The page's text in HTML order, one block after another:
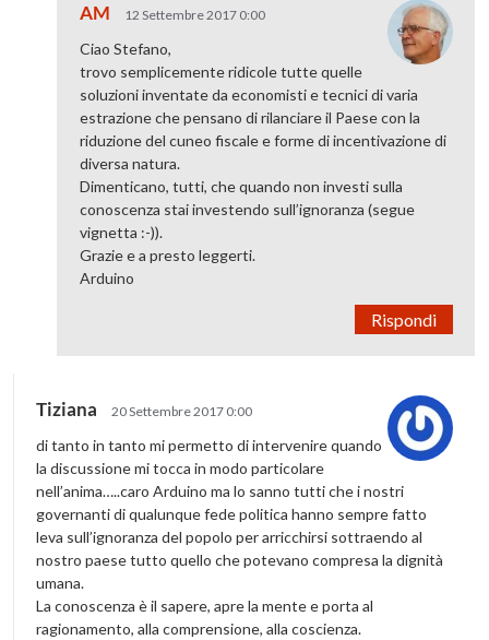
AM 12 Settembre 2017 0:00
Ciao Stefano,
trovo semplicemente ridicole tutte quelle
soluzioni inventate da economisti e tecnici di varia
estrazione che pensano di rilanciare il Paese con la
riduzione del cuneo fiscale e forme di incentivazione di
diversa natura.
Dimenticano, tutti, che quando non investi sulla
conoscenza stai investendo sull’ignoranza (segue
vignetta :-)).
Grazie e a presto leggerti.
Arduino
Rispondi
Tiziana 20 Settembre 2017 0:00
di tanto in tanto mi permetto di intervenire quando
la discussione mi tocca in modo particolare
nell’anima…..caro Arduino ma lo sanno tutti che i nostri
governanti di qualunque fede politica hanno sempre fatto
leva sull’ignoranza del popolo per arricchirsi sottraendo al
nostro paese tutto quello che potevano compresa la dignità
umana.
La conoscenza è il sapere, apre la mente e porta al
ragionamento, alla comprensione, alla coscienza.